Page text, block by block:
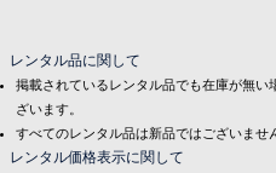
レンタル品に関して
掲載されているレンタル品でも在庫が無い
ざいます。
すべてのレンタル品は新品ではございませ
レンタル価格表示に関して